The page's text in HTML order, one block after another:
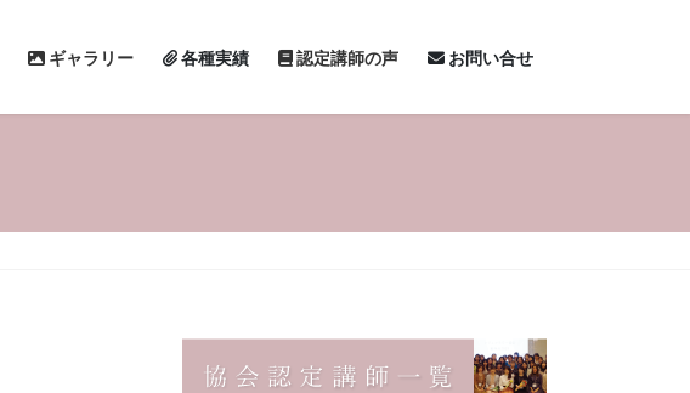
ギャラリー 各種実績 認定講師の声 お問い合せ